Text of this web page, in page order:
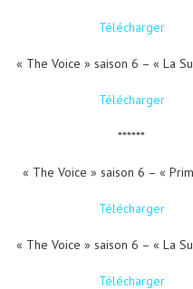
Télécharger
« The Voice » saison 6 – « La
Télécharger
******
« The Voice » saison 6 – «
Télécharger
« The Voice » saison 6 – « La
Télécharger